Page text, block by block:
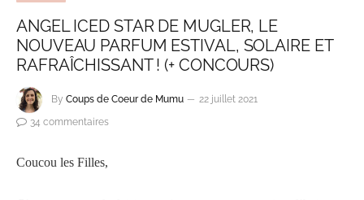
ANGEL ICED STAR DE MUGLER, LE
NOUVEAU PARFUM ESTIVAL, SOLAIRE ET
RAFRAÎCHISSANT ! (+ CONCOURS)
By Coups de Coeur de Mumu
22 juillet 2021
34 commentaires
Coucou les Filles,